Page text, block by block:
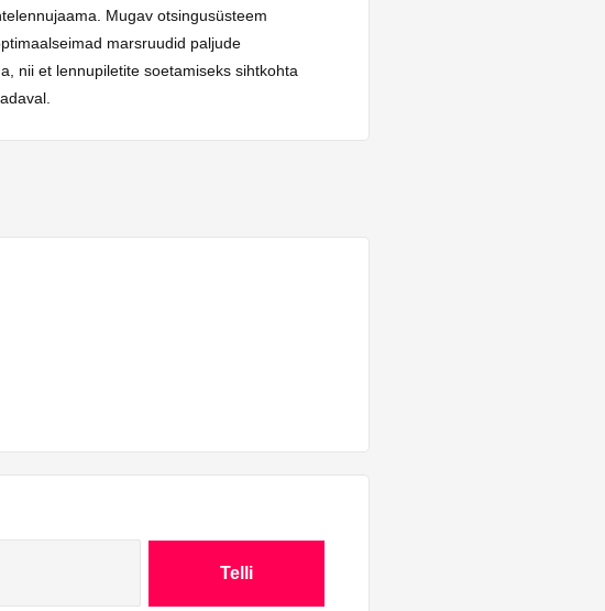
Mugav otsingusüsteem
marsruudid paljude
nii et lennupiletite soetamiseks sihtkohta
Telli